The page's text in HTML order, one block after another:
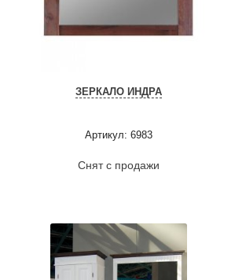
ЗЕРКАЛО ИНДРА
Артикул: 6983
Снят с продажи